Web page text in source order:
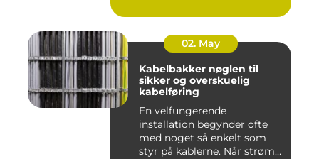
02. May
Kabelbakker nøglen til
sikker og overskuelig
kabelføring
En velfungerende
installation begynder ofte
med noget så enkelt som
styr på kablerne. Når strøm-,